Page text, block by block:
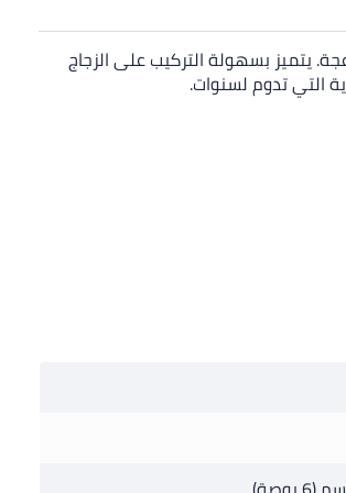
يتميز بسهولة التركيب على الزجاج
التي تدوم لسنوات.